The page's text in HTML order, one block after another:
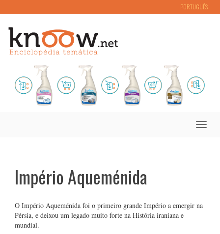
PORTUGUÊS
Toggle
Império Aqueménida
O Império Aqueménida foi o primeiro grande Império a emergir na
Pérsia, e deixou um legado muito forte na História iraniana e
mundial.